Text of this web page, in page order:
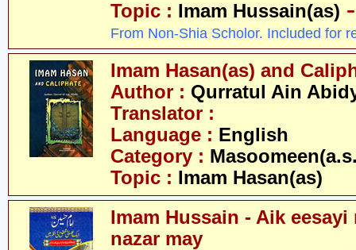
Topic : Imam Hussain(as)
From Non-Shia Scholor. Included for
Imam Hasan(as) and
Author : Qurratul Ain
Translator :
Language : English
Category :
Topic : Imam Hasan(as)
Imam Hussain - Aik
nazar may